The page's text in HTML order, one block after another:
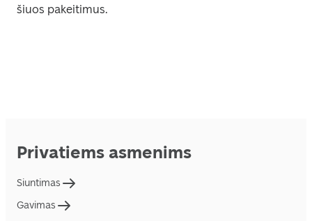
šiuos pakeitimus.
Privatiems asmenims
Siuntimas
Gavimas